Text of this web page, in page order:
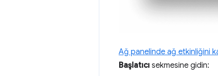
Ağ panelinde ağ etkinliğini
Başlatıcı sekmesine gidin: